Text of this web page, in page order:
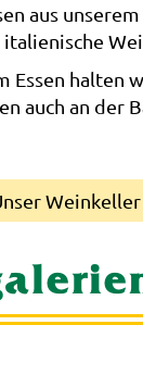
aus
Essen
auch an der
Weinkeller